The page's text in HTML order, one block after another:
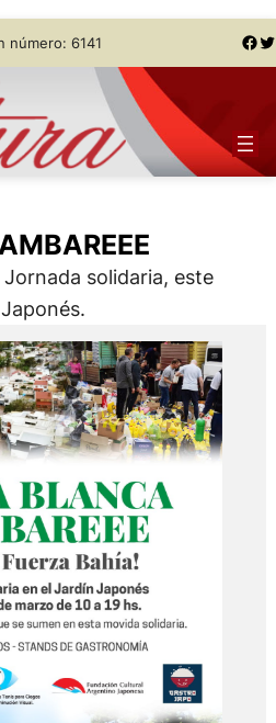
número: 6141 Facebook Twitter
solidaria, este